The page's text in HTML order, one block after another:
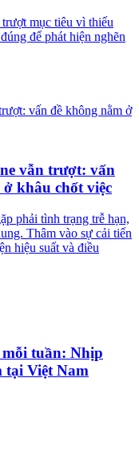
mục tiêu vì thiếu
để phát hiện nghẽn
vẫn trượt: vấn
khâu chốt việc
phải tình trạng trễ hạn,
Thâm vào sự cải tiến
hiệu suất và điều
tuần: Nhịp
tại Việt Nam